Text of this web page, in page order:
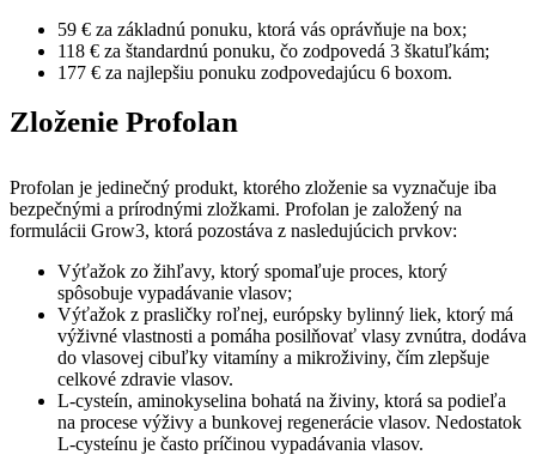
59 € za základnú ponuku, ktorá vás oprávňuje na box;
118 € za štandardnú ponuku, čo zodpovedá 3 škatuľkám;
177 € za najlepšiu ponuku zodpovedajúcu 6 boxom.
Zloženie Profolan
Profolan je jedinečný produkt, ktorého zloženie sa vyznačuje iba
bezpečnými a prírodnými zložkami. Profolan je založený na
formulácii Grow3, ktorá pozostáva z nasledujúcich prvkov:
Výťažok zo žihľavy, ktorý spomaľuje proces, ktorý
spôsobuje vypadávanie vlasov;
Výťažok z prasličky roľnej, európsky bylinný liek, ktorý má
výživné vlastnosti a pomáha posilňovať vlasy zvnútra, dodáva
do vlasovej cibuľky vitamíny a mikroživiny, čím zlepšuje
celkové zdravie vlasov.
L-cysteín, aminokyselina bohatá na živiny, ktorá sa podieľa
na procese výživy a bunkovej regenerácie vlasov. Nedostatok
L-cysteínu je často príčinou vypadávania vlasov.